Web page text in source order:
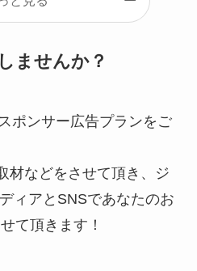
ませんか？
ポンサー広告プランをご
材などをさせて頂き、ジ
ィアとSNSであなたのお
て頂きます！